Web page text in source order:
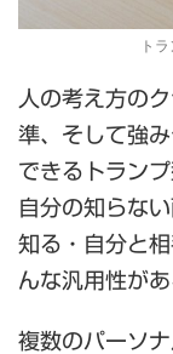
ト
人の考え方の
準、そして強
できるトランプ
自分の知らな
知る・自分と
んな汎用性があ
複数のパーソ